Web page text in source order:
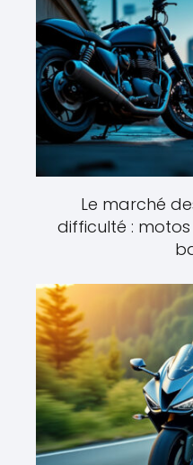
Le marché
difficulté :